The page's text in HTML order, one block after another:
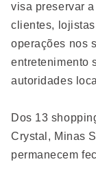
visa preservar
clientes,
operações nos
entretenimento
autoridades
Dos 13
Crystal, Minas
permanecem